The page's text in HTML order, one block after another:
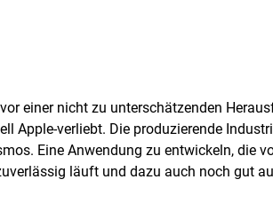
einer nicht zu unterschätzenden
Apple-verliebt. Die produzierende
Eine Anwendung zu entwickeln, die
läuft und dazu auch noch gut